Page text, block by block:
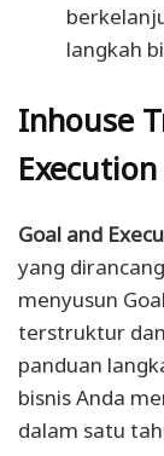
langkah
Inhouse
Goal and
yang
menyusun
terstruktur
panduan
bisnis Anda
dalam satu